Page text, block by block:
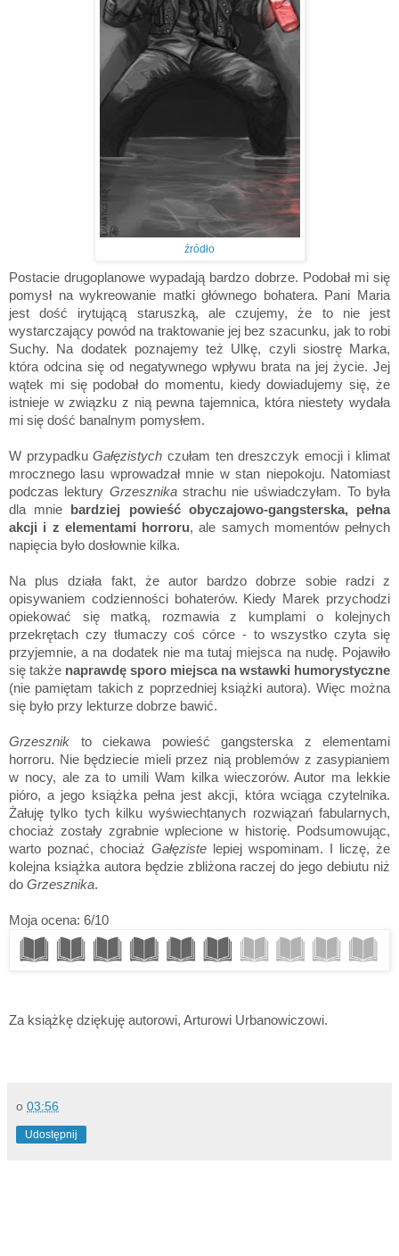
źródło
Postacie drugoplanowe wypadają bardzo dobrze. Podobał mi się
pomysł na wykreowanie matki głównego bohatera. Pani Maria
jest dość irytującą staruszką, ale czujemy, że to nie jest
wystarczający powód na traktowanie jej bez szacunku, jak to robi
Suchy. Na dodatek poznajemy też Ulkę, czyli siostrę Marka,
która odcina się od negatywnego wpływu brata na jej życie. Jej
wątek mi się podobał do momentu, kiedy dowiadujemy się, że
istnieje w związku z nią pewna tajemnica, która niestety wydała
mi się dość banalnym pomysłem.
W przypadkuGałęzistych czułam ten dreszczyk emocji i klimat
mrocznego lasu wprowadzał mnie w stan niepokoju. Natomiast
podczas lektury Grzesznikastrachu nie uświadczyłam. To była
dla mnie bardziej powieść obyczajowo-gangsterska, pełna
akcji i z elementami horroru, ale samych momentów pełnych
napięcia było dosłownie kilka.
Na plus działa fakt, że autor bardzo dobrze sobie radzi z
opisywaniem codzienności bohaterów. Kiedy Marek przychodzi
opiekować się matką, rozmawia z kumplami o kolejnych
przekrętach czy tłumaczy coś córce - to wszystko czyta się
przyjemnie, a na dodatek nie ma tutaj miejsca na nudę. Pojawiło
się także naprawdę sporo miejsca na wstawki humorystyczne
(nie pamiętam takich z poprzedniej książki autora). Więc można
się było przy lekturze dobrze bawić.
Grzesznik to ciekawa powieść gangsterska z elementami
horroru. Nie będziecie mieli przez nią problemów z zasypianiem
w nocy, ale za to umili Wam kilka wieczorów. Autor ma lekkie
pióro, a jego książka pełna jest akcji, która wciąga czytelnika.
Żałuję tylko tych kilku wyświechtanych rozwiązań fabularnych,
chociaż zostały zgrabnie wplecione w historię. Podsumowując,
warto poznać, chociaż Gałęziste lepiej wspominam. I liczę, że
kolejna książka autora będzie zbliżona raczej do jego debiutu niż
do Grzesznika.
Moja ocena: 6/10
Za książkę dziękuję autorowi, Arturowi Urbanowiczowi.
o 03:56
Udostępnij